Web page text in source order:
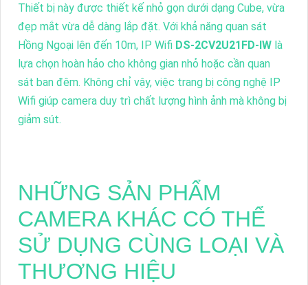
Thiết bị này được thiết kế nhỏ gọn dưới dạng Cube, vừa
đẹp mắt vừa dễ dàng lắp đặt. Với khả năng quan sát
Hồng Ngoại lên đến 10m, IP Wifi DS-2CV2U21FD-IW là
lựa chọn hoàn hảo cho không gian nhỏ hoặc cần quan
sát ban đêm. Không chỉ vậy, việc trang bị công nghệ IP
Wifi giúp camera duy trì chất lượng hình ảnh mà không bị
giảm sút.
NHỮNG SẢN PHẨM
CAMERA KHÁC CÓ THỂ
SỬ DỤNG CÙNG LOẠI VÀ
THƯƠNG HIỆU